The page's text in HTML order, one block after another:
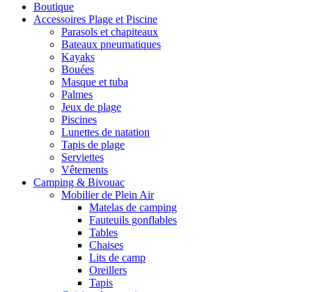
Boutique
Accessoires Plage et Piscine
Parasols et chapiteaux
Bateaux pneumatiques
Kayaks
Bouées
Masque et tuba
Palmes
Jeux de plage
Piscines
Lunettes de natation
Tapis de plage
Serviettes
Vêtements
Camping & Bivouac
Mobilier de Plein Air
Matelas de camping
Fauteuils gonflables
Tables
Chaises
Lits de camp
Oreillers
Tapis